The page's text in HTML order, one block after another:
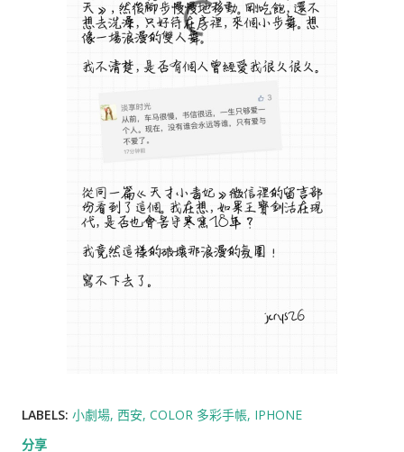
LABELS: 小劇場 西安 COLOR 多彩手帳 IPHONE
分享